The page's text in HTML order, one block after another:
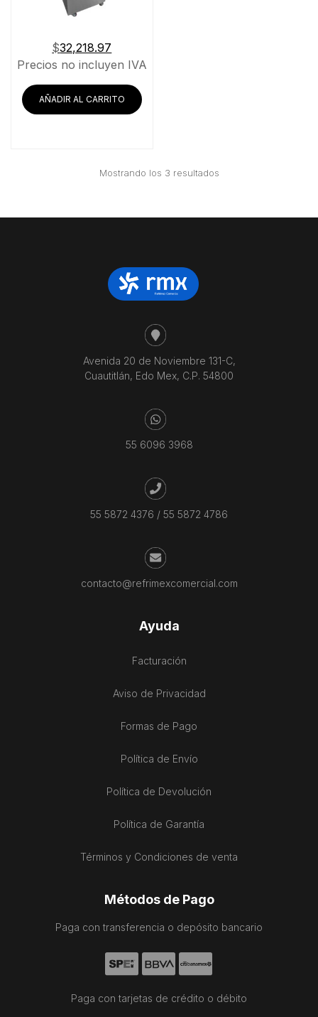
$32,218.97
Precios no incluyen IVA
AÑADIR AL CARRITO
Mostrando los 3 resultadosOrdenado
Avenida 20 de Noviembre 131-C,
Cuautitlán, Edo Mex, C.P. 54800
55 6096 3968
55 5872 4376 / 55 5872 4786
contacto@refrimexcomercial.com
Ayuda
Facturación
Aviso de Privacidad
Formas de Pago
Política de Envío
Política de Devolución
Política de Garantía
Términos y Condiciones de venta
Métodos de Pago
Paga con transferencia o depósito bancario
Paga con tarjetas de crédito o débito